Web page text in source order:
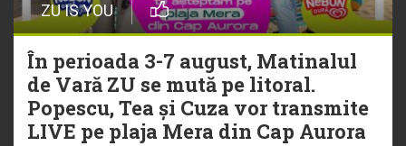
ZU IS YOU
În perioada 3-7 august, Matinalul
de Vară ZU se mută pe litoral.
Popescu, Tea și Cuza vor transmite
LIVE pe plaja Mera din Cap Aurora